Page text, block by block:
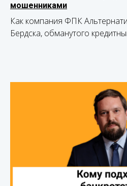
мошенниками
Как компания ФПК
Бердска, обманутого